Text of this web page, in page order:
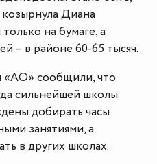
Диана
на бумаге, а
– в районе 60-65 тысяч.
«АО» сообщили, что
сильнейшей школы
добирать часы
занятиями, а
в других школах.